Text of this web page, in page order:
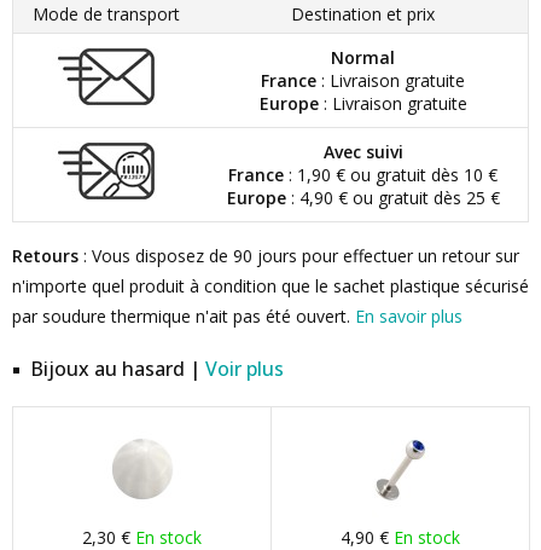
Mode de transport
Destination et prix
Normal
France : Livraison gratuite
Europe: Livraison gratuite
Avec suivi
France : 1,90 € ou gratuit dès 10 €
Europe: 4,90 € ou gratuit dès 25 €
Retours : Vous disposez de 90 jours pour effectuer un retour sur
n'importe quel produit à condition que le sachet plastique sécurisé
par soudure thermique n'ait pas été ouvert. En savoir plus
Bijoux au hasard | Voir plus
2,30 € En stock 4,90 € En stock